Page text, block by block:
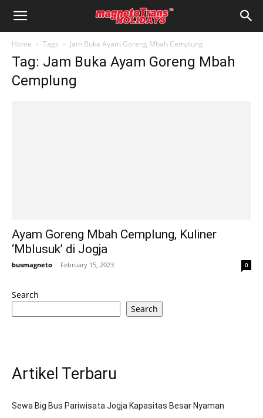
Home Tags Jam Buka Ayam Goreng Mbah Cemplung
Tag: Jam Buka Ayam Goreng Mbah
Cemplung
Ayam Goreng Mbah Cemplung, Kuliner
‘Mblusuk’ di Jogja
busmagneto - February 15, 2023 0
Search
Search
Artikel Terbaru
Sewa Big Bus Pariwisata Jogja Kapasitas Besar Nyaman